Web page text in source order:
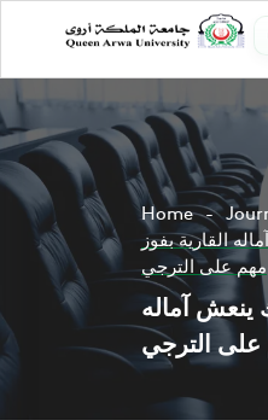
Home
القارية بفوز
مهم على الترجي
ينعش آماله
على الترجي